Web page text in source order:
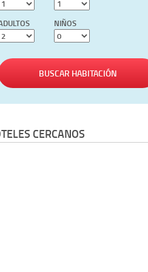
NIÑOS
BUSCAR HABITACIÓN
CERCANOS